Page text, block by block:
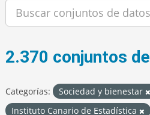
2.370 conjuntos
Categorías: Sociedad y bienestar
Instituto Canario de Estadística